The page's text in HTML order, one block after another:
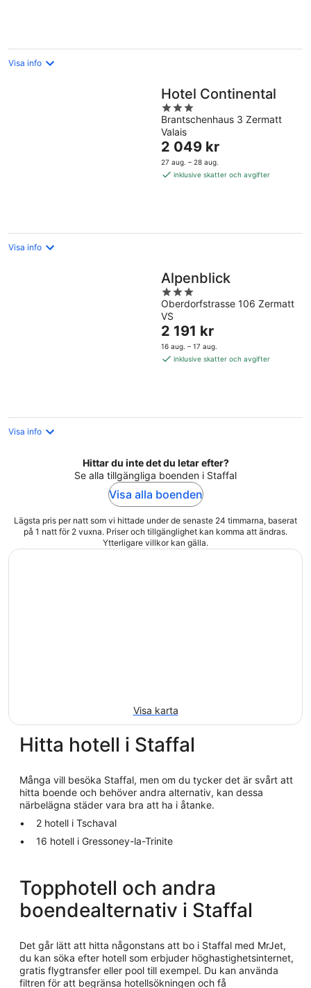
Visa info
Hotel Continental
3
out
of
5
Brantschenhaus 3 Zermatt
Valais
Priset
är
2 049 kr
2 049 kr
27 aug. – 28 aug.
inklusive skatter och avgifter
Visa info
Alpenblick
3
out
of
5
Oberdorfstrasse 106 Zermatt
VS
Priset
är
2 191 kr
2 191 kr
16 aug. – 17 aug.
inklusive skatter och avgifter
Visa info
Hittar du inte det du letar efter?
Se alla tillgängliga boenden i Staffal
Visa alla boenden
Lägsta pris per natt som vi hittade under de senaste 24 timmarna, baserat
på 1 natt för 2 vuxna. Priser och tillgänglighet kan komma att ändras.
Ytterligare villkor kan gälla.
Visa karta
Hitta hotell i Staffal
Många vill besöka Staffal, men om du tycker det är svårt att
hitta boende och behöver andra alternativ, kan dessa
närbelägna städer vara bra att ha i åtanke.
2 hotell i Tschaval
16 hotell i Gressoney-la-Trinite
Topphotell och andra
boendealternativ i Staffal
Det går lätt att hitta någonstans att bo i Staffal med MrJet,
du kan söka efter hotell som erbjuder höghastighetsinternet,
gratis flygtransfer eller pool till exempel. Du kan använda
filtren för att begränsa hotellsökningen och få